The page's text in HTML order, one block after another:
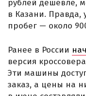
рублей дешевле,
в Казани. Правда,
пробег — около
Ранее в России
версия
Эти машины
заказ, а цены на